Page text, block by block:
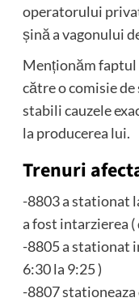
operatorului
șină a vagonului
Menționăm faptul
către o comisie
stabili cauzele
la producerea lui.
Trenuri
-8803 a stationat
a fost intarzierea (
-8805 a stationat
6:30 la 9:25 )
-8807